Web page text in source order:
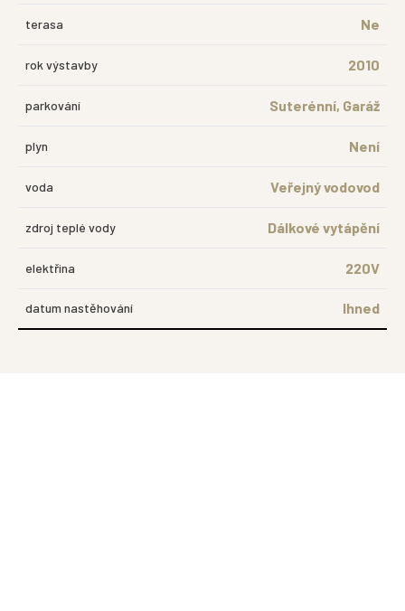
terasa Ne
rok výstavby 2010
parkování Suterénní, Garáž
plyn Není
voda Veřejný vodovod
zdroj teplé vody Dálkové vytápění
elektřina 220V
datum nastěhování Ihned